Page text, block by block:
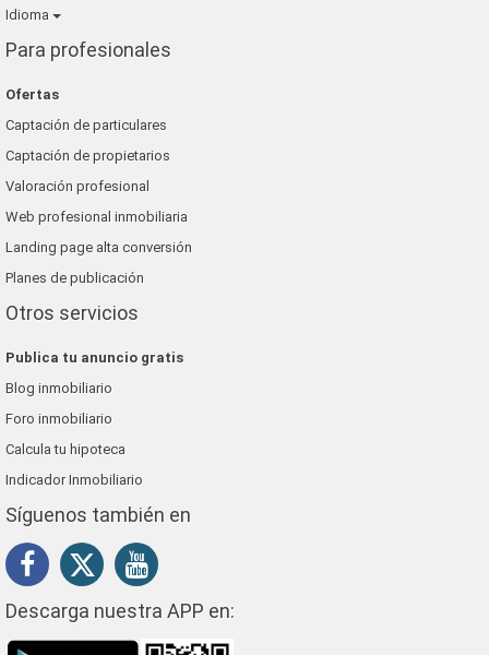
Idioma
Para profesionales
Ofertas
Captación de particulares
Captación de propietarios
Valoración profesional
Web profesional inmobiliaria
Landing page alta conversión
Planes de publicación
Otros servicios
Publica tu anuncio gratis
Blog inmobiliario
Foro inmobiliario
Calcula tu hipoteca
Indicador Inmobiliario
Síguenos también en
Descarga nuestra APP en: